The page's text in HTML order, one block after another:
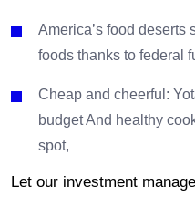
America’s food deserts
foods thanks to federal
Cheap and cheerful:
budget And healthy
spot,
Let our investment